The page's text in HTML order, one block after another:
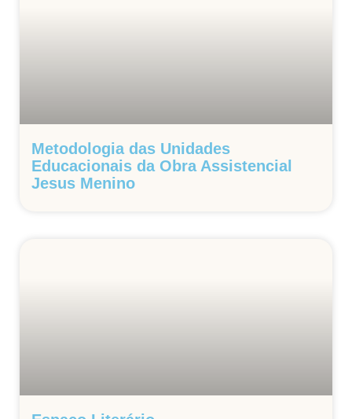
Metodologia das Unidades
Educacionais da Obra Assistencial
Jesus Menino